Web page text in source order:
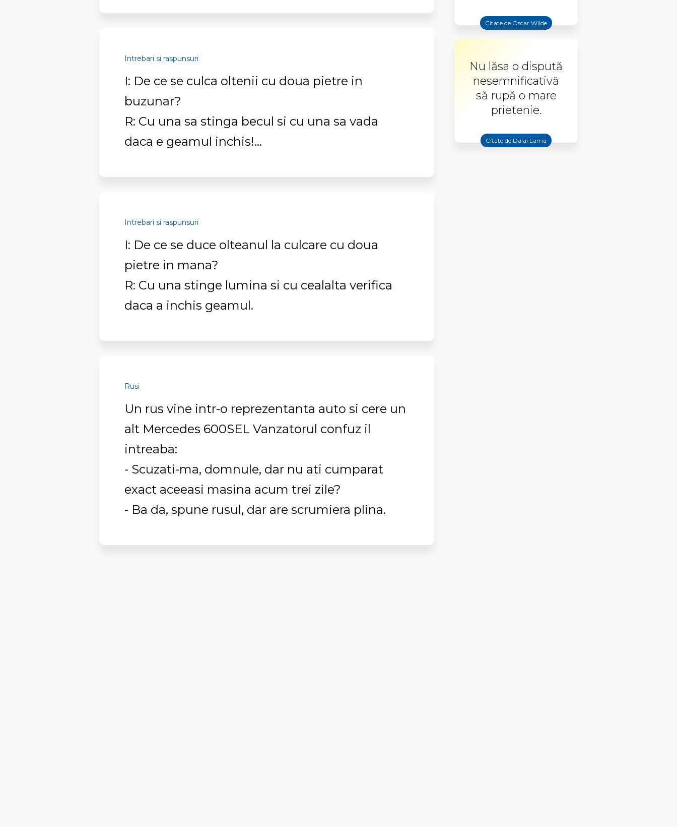
Intrebari si raspunsuri
I: De ce se culca oltenii cu doua pietre in
buzunar?
R: Cu una sa stinga becul si cu una sa vada
daca e geamul inchis!...
Intrebari si raspunsuri
I: De ce se duce olteanul la culcare cu doua
pietre in mana?
R: Cu una stinge lumina si cu cealalta verifica
daca a inchis geamul.
Rusi
Un rus vine intr-o reprezentanta auto si cere un
alt Mercedes 600SEL Vanzatorul confuz il
intreaba:
- Scuzati-ma, domnule, dar nu ati cumparat
exact aceeasi masina acum trei zile?
- Ba da, spune rusul, dar are scrumiera plina.
Citate de Oscar Wilde
Nu lăsa o dispută
nesemnificativă
să rupă o mare
prietenie.
Citate de Dalai Lama